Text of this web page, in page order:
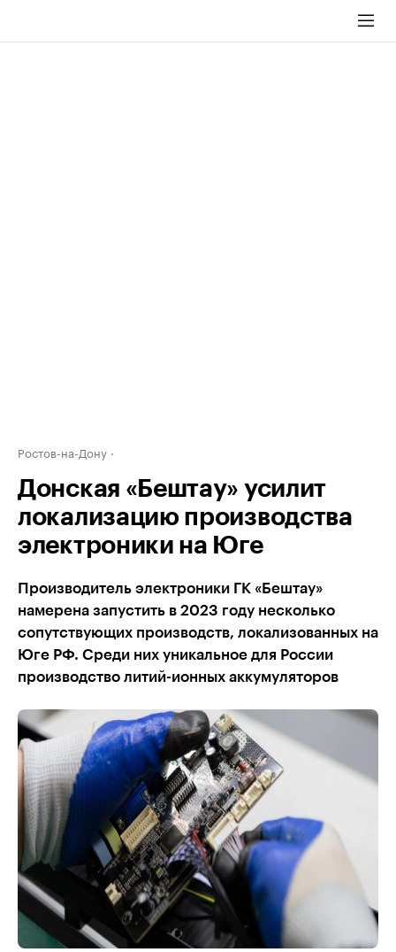
Ростов-на-Дону
Донская «Бештау» усилит
локализацию производства
электроники на Юге
Производитель электроники ГК «Бештау»
намерена запустить в 2023 году несколько
сопутствующих производств, локализованных на
Юге РФ. Среди них уникальное для России
производство литий-ионных аккумуляторов